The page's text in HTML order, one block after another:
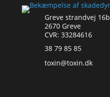
Greve strandvej 16b
2670 Greve
CVR: 33284616
38 79 85 85
toxin@toxin.dk